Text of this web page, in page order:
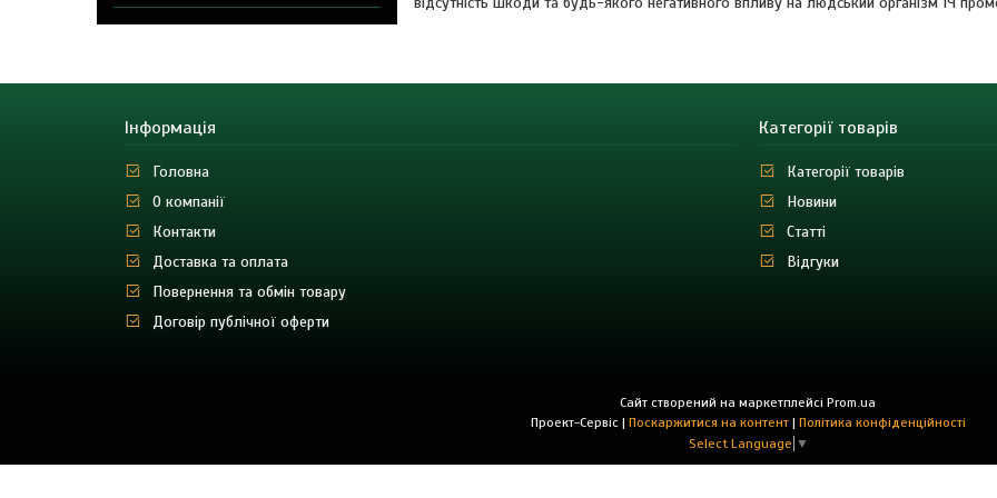
Інформація
Головна
О компанії
Контакти
Доставка та оплата
Повернення та обмін товару
Договір публічної оферти
Категорії товарів
Категорії товарів
Новини
Статті
Відгуки
Сайт створений на маркетплейсі Prom.ua
Проект-Сервіс | Поскаржитися на контент | Політика конфіденційності
Select Language ▼